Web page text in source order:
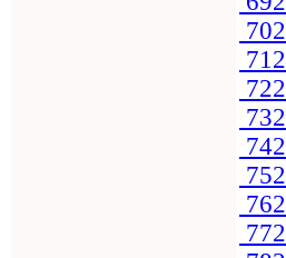
702
712
722
732
742
752
762
772